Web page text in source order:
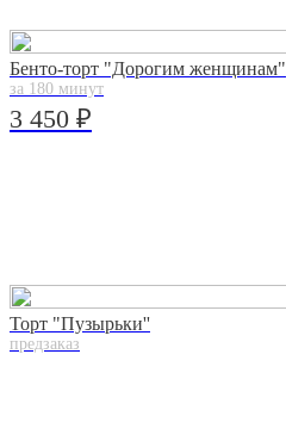
Бенто-торт "Дорогим женщинам"
за 180 минут
3 450 ₽
Торт "Пузырьки''
предзаказ